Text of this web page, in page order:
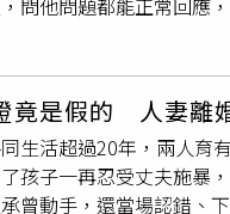
新的合法結婚證，申請
院提起民事訴訟，將丈
過就在走進法庭前一分
情巧合得令人難以置
許多庭訊內容依法無法
，自己並非唯一受害者
許多合法配偶是在婚姻
問他問題都能正常回應
地代書致富，坐擁多筆
，檢方起訴其中一位
造文書，檢方找來今年
務員的詢問，全案並無
竟是假的 人妻離
生活超過20年，兩人育
孩子一再忍受丈夫施暴
曾動手，還當場認錯、